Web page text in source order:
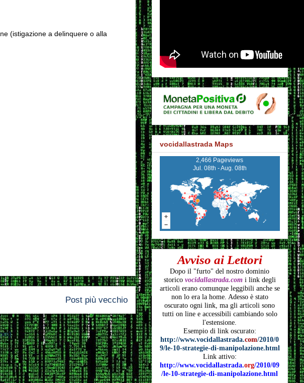
(istigazione a delinquere o alla
Post più vecchio
vocidallastrada Maps
2,466 Pageviews
Jul. 08th - Aug. 08th
Avviso ai Lettori
Dopo il "furto" del nostro dominio
storico vocidallastrada.comi link degli
articoli erano comunque leggibili anche se
non lo era la home. Adesso è stato
oscurato ogni link, ma gli articoli sono
tutti on line e accessibili cambiando solo
l'estensione.
Esempio di link oscurato:
http://www.vocidallastrada.com/2010/0
9/le-10-strategie-di-manipolazione.html
Link attivo:
http://www.vocidallastrada.org/2010/09
/le-10-strategie-di-manipolazione.html